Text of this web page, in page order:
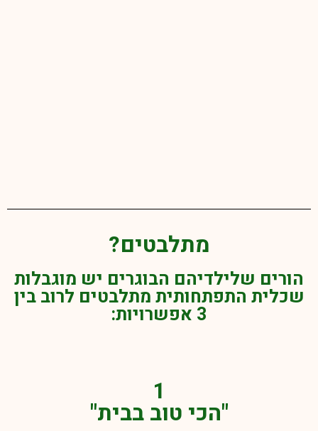
מתלבטים?
3 אפשרויות:​
1
"הכי טוב בבית"